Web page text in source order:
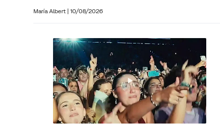
María Albert | 10/08/2026